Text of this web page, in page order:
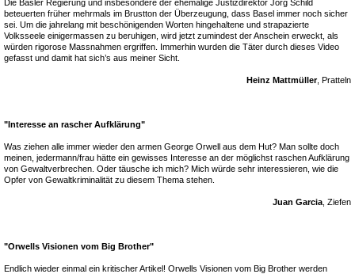
Die Basler Regierung und insbesondere der ehemalige Justizdirektor Jörg Schild
beteuerten früher mehrmals im Brustton der Überzeugung, dass Basel immer noch sicher
sei. Um die jahrelang mit beschönigenden Worten hingehaltene und strapazierte
Volksseele einigermassen zu beruhigen, wird jetzt zumindest der Anschein erweckt, als
würden rigorose Massnahmen ergriffen. Immerhin wurden die Täter durch dieses Video
gefasst und damit hat sich’s aus meiner Sicht.
Heinz Mattmüller, Pratteln
"Interesse an rascher Aufklärung"
Was ziehen alle immer wieder den armen George Orwell aus dem Hut? Man sollte doch
meinen, jedermann/frau hätte ein gewisses Interesse an der möglichst raschen Aufklärung
von Gewaltverbrechen. Oder täusche ich mich? Mich würde sehr interessieren, wie die
Opfer von Gewaltkriminalität zu diesem Thema stehen.
Juan Garcia , Ziefen
"Orwells Visionen vom Big Brother"
Endlich wieder einmal ein kritischer Artikel! Orwells Visionen vom Big Brother werden